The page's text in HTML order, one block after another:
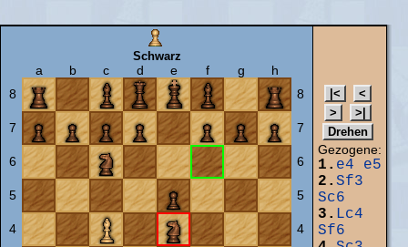
Schwarz
a b c d e f g
h
8
8
7 7
6 6
5 5
4 4
Gezogene:
1. e4
e5
2. Sf3
Sc6
3. Lc4
Sf6